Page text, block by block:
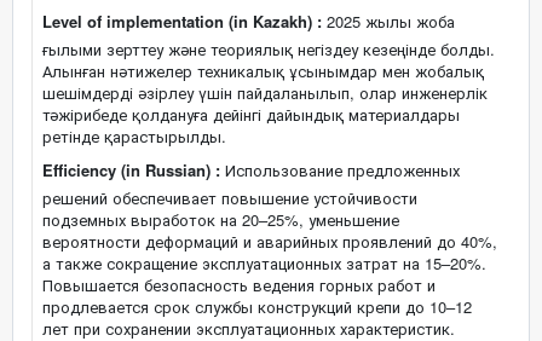
Level of implementation (in Kazakh) : 2025 жылы жоба
ғылыми зерттеу және теориялық негіздеу кезеңінде болды.
Алынған нәтижелер техникалық ұсынымдар мен жобалық
шешімдерді әзірлеу үшін пайдаланылып, олар инженерлік
тәжірибеде қолдануға дейінгі дайындық материалдары
ретінде қарастырылды.
Efficiency (in Russian) : Использование предложенных
решений обеспечивает повышение устойчивости
подземных выработок на 20–25%, уменьшение
вероятности деформаций и аварийных проявлений до 40%,
а также сокращение эксплуатационных затрат на 15–20%.
Повышается безопасность ведения горных работ и
продлевается срок службы конструкций крепи до 10–12
лет при сохранении эксплуатационных характеристик.